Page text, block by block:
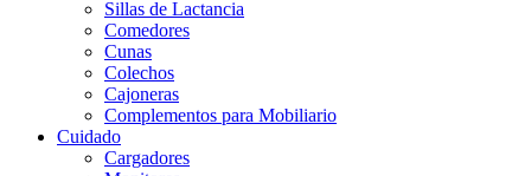
Sillas de Lactancia
Comedores
Cunas
Colechos
Cajoneras
Complementos para Mobiliario
Cuidado
Cargadores